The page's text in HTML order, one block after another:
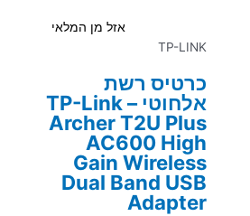
אזל מן המלאי
TP-LINK
כרטיס רשת
אלחוטי – TP-Link
Archer T2U Plus
AC600 High
Gain Wireless
Dual Band USB
Adapter